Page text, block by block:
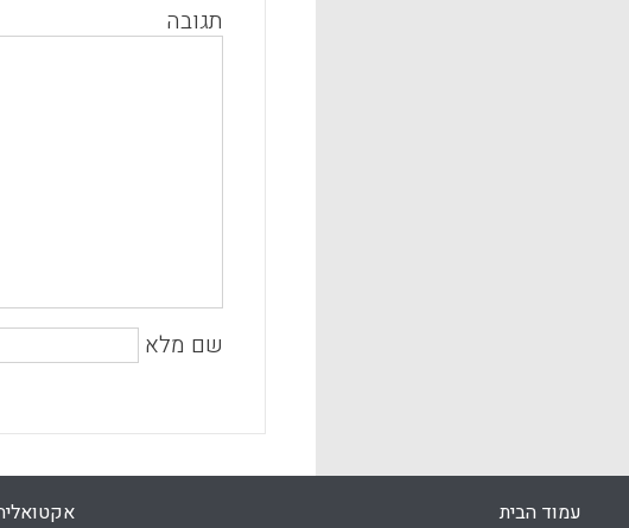
תגובה
שם מלא
עמוד הבית